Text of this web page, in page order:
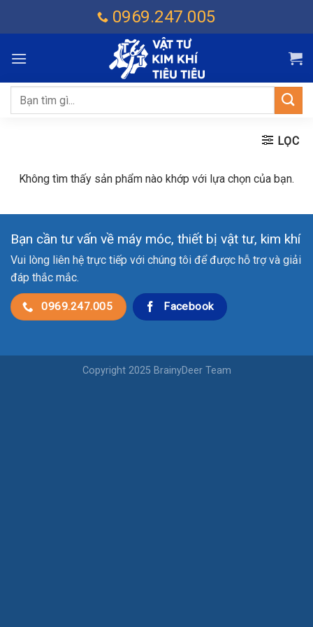
dung
0969.247.005
Tìm
kiếm:
LỌC
Không tìm thấy sản phẩm nào khớp với lựa chọn của bạn.
Bạn cần tư vấn về máy móc, thiết bị vật tư, kim khí
Vui lòng liên hệ trực tiếp với chúng tôi để được hỗ trợ và giải
đáp thắc mắc.
0969.247.005 Facebook
Copyright 2025 BrainyDeer Team